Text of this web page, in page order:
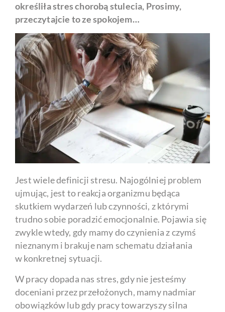
określiła stres chorobą stulecia, Prosimy,
przeczytajcie to ze spokojem…
Jest wiele definicji stresu. Najogólniej problem
ujmując, jest to reakcja organizmu będąca
skutkiem wydarzeń lub czynności, z którymi
trudno sobie poradzić emocjonalnie. Pojawia się
zwykle wtedy, gdy mamy do czynienia z czymś
nieznanym i brakuje nam schematu działania
w konkretnej sytuacji.
W pracy dopada nas stres, gdy nie jesteśmy
doceniani przez przełożonych, mamy nadmiar
obowiązków lub gdy pracy towarzyszy silna